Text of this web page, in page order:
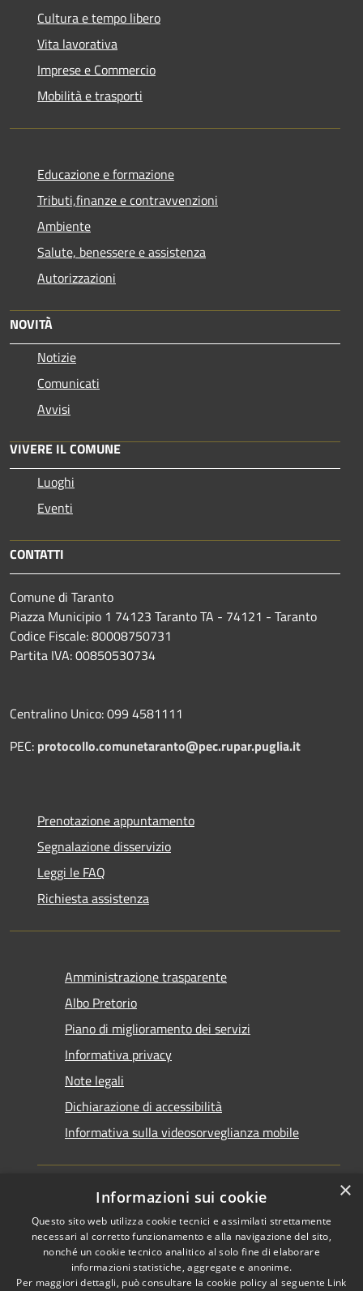
Cultura e tempo libero
Vita lavorativa
Imprese e Commercio
Mobilità e trasporti
Educazione e formazione
Tributi,finanze e contravvenzioni
Ambiente
Salute, benessere e assistenza
Autorizzazioni
NOVITÀ
Notizie
Comunicati
Avvisi
VIVERE IL COMUNE
Luoghi
Eventi
CONTATTI
Comune di Taranto
Piazza Municipio 1 74123 Taranto TA - 74121 - Taranto
Codice Fiscale: 80008750731
Partita IVA: 00850530734
Centralino Unico: 099 4581111
PEC: protocollo.comunetaranto@pec.rupar.puglia.it
Prenotazione appuntamento
Segnalazione disservizio
Leggi le FAQ
Richiesta assistenza
Amministrazione trasparente
Albo Pretorio
Piano di miglioramento dei servizi
Informativa privacy
Note legali
Dichiarazione di accessibilità
Informativa sulla videosorveglianza mobile
RSS
Accessibilità
Copyright © 2026 • Comune di
Taranto • Powered by
Municipium•Accesso
×
Informazioni sui cookie
Questo sito web utilizza cookie tecnici e assimilati strettamente
necessari al corretto funzionamento e alla navigazione del sito,
nonché un cookie tecnico analitico al solo fine di elaborare
informazioni statistiche, aggregate e anonime.
Per maggiori dettagli, può consultare la cookie policy al seguente Link